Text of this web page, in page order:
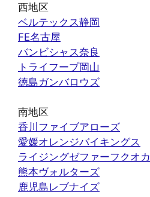
西地区
ベルテックス静岡
FE名古屋
バンビシャス奈良
トライフープ岡山
徳島ガンバロウズ
南地区
香川ファイブアローズ
愛媛オレンジバイキングス
ライジングゼファーフクオカ
熊本ヴォルターズ
鹿児島レブナイズ